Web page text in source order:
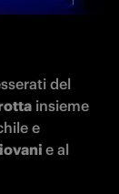
del
insieme
e
e al